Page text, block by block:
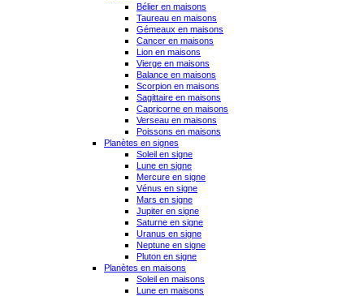
Bélier en maisons
Taureau en maisons
Gémeaux en maisons
Cancer en maisons
Lion en maisons
Vierge en maisons
Balance en maisons
Scorpion en maisons
Sagittaire en maisons
Capricorne en maisons
Verseau en maisons
Poissons en maisons
Planètes en signes
Soleil en signe
Lune en signe
Mercure en signe
Vénus en signe
Mars en signe
Jupiter en signe
Saturne en signe
Uranus en signe
Neptune en signe
Pluton en signe
Planètes en maisons
Soleil en maisons
Lune en maisons